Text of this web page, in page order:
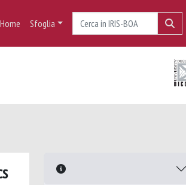
Home Sfoglia